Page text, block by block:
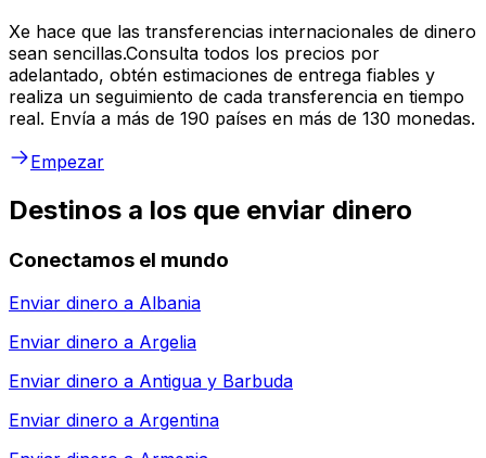
Xe hace que las transferencias internacionales de dinero
sean sencillas.Consulta todos los precios por
adelantado, obtén estimaciones de entrega fiables y
realiza un seguimiento de cada transferencia en tiempo
real. Envía a más de 190 países en más de 130 monedas.
Empezar
Destinos a los que enviar dinero
Conectamos el mundo
Enviar dinero a Albania
Enviar dinero a Argelia
Enviar dinero a Antigua y Barbuda
Enviar dinero a Argentina